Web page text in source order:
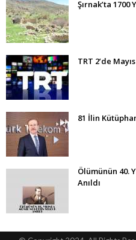
Şırnak’ta 1700
TRT 2’de
81 İlin
Ölümünün 40.
Anıldı